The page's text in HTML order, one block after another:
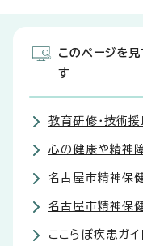
このページを
す
教育研修・技術援
心の健康や精神
名古屋市精神保
名古屋市精神保
ここらぼ疾患ガ